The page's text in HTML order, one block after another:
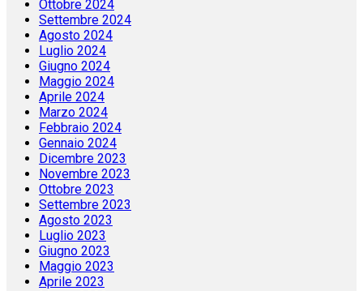
Ottobre 2024
Settembre 2024
Agosto 2024
Luglio 2024
Giugno 2024
Maggio 2024
Aprile 2024
Marzo 2024
Febbraio 2024
Gennaio 2024
Dicembre 2023
Novembre 2023
Ottobre 2023
Settembre 2023
Agosto 2023
Luglio 2023
Giugno 2023
Maggio 2023
Aprile 2023